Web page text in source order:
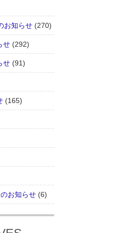
お知らせ (270)
せ (292)
せ (91)
(165)
お知らせ (6)